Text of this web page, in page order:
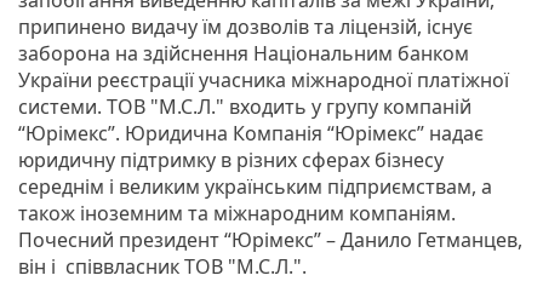
припинено видачу їм дозволів та ліцензій, існує
заборона на здійснення Національним банком
України реєстрації учасника міжнародної платіжної
системи. ТОВ "М.С.Л." входить у групу компаній
“Юрімекс”. Юридична Компанія “Юрімекс” надає
юридичну підтримку в різних сферах бізнесу
середнім і великим українським підприємствам, а
також іноземним та міжнародним компаніям.
Почесний президент “Юрімекс” – Данило Гетманцев,
він і співвласник ТОВ "М.С.Л.".